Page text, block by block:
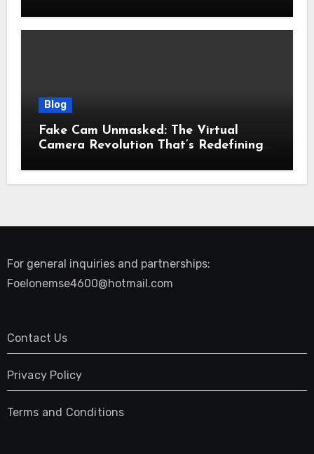
Blog
Fake Cam Unmasked: The Virtual
Camera Revolution That’s Redefining
For general inquiries and partnerships:
Foelonemse4600@hotmail.com
Contact Us
Privacy Policy
Terms and Conditions